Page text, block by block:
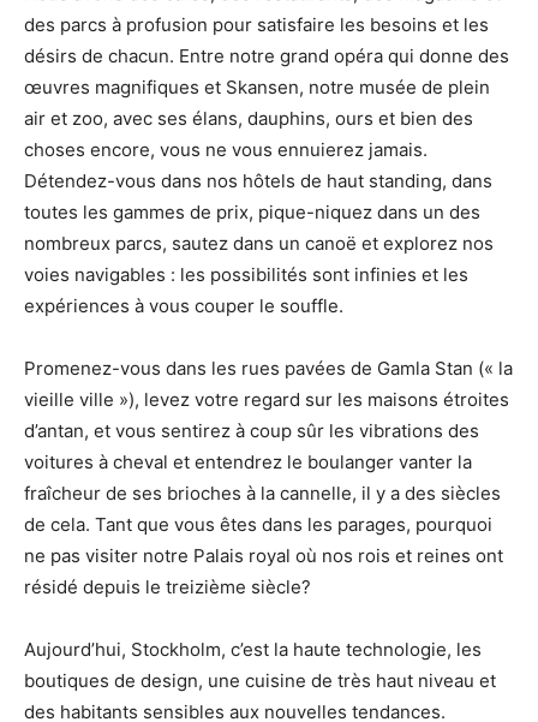
des parcs à profusion pour satisfaire les besoins et les
désirs de chacun. Entre notre grand opéra qui donne des
œuvres magnifiques et Skansen, notre musée de plein
air et zoo, avec ses élans, dauphins, ours et bien des
choses encore, vous ne vous ennuierez jamais.
Détendez-vous dans nos hôtels de haut standing, dans
toutes les gammes de prix, pique-niquez dans un des
nombreux parcs, sautez dans un canoë et explorez nos
voies navigables : les possibilités sont infinies et les
expériences à vous couper le souffle.
Promenez-vous dans les rues pavées de Gamla Stan (« la
vieille ville »), levez votre regard sur les maisons étroites
d’antan, et vous sentirez à coup sûr les vibrations des
voitures à cheval et entendrez le boulanger vanter la
fraîcheur de ses brioches à la cannelle, il y a des siècles
de cela. Tant que vous êtes dans les parages, pourquoi
ne pas visiter notre Palais royal où nos rois et reines ont
résidé depuis le treizième siècle?
Aujourd’hui, Stockholm, c’est la haute technologie, les
boutiques de design, une cuisine de très haut niveau et
des habitants sensibles aux nouvelles tendances.